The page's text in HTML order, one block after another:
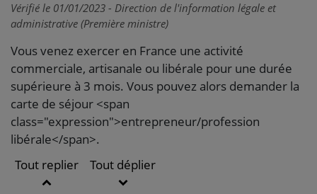
Vérifié le 01/01/2023 - Direction de l'information légale et
administrative (Première ministre)
Vous venez exercer en France une activité
commerciale, artisanale ou libérale pour une durée
supérieure à 3 mois. Vous pouvez alors demander la
carte de séjour <span
class="expression">entrepreneur/profession
libérale</span>.
Tout replier
Tout déplier